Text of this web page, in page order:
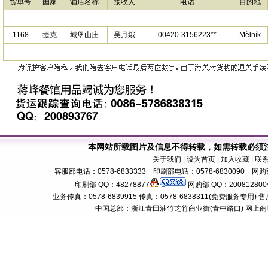
货单号 国家 酒店名称 接收人 电话 目的地
1168 捷克 城堡山庄 吴月娥 00420-3156223** Mělník
本网站所载图片及信息不得转载，如需转载必
关于我们
| 设为首页 | 加入收藏 |
客服部电话：0578-6833333 印刷部电话：0578-6830090 网
印刷部 QQ：48278877
网购部 QQ：200812800
业务传真：0578-6839915 传真：0578-6838311(免费服务专用)
中国总部：浙江青田油竹芝竹商业街(青中路口) 网上